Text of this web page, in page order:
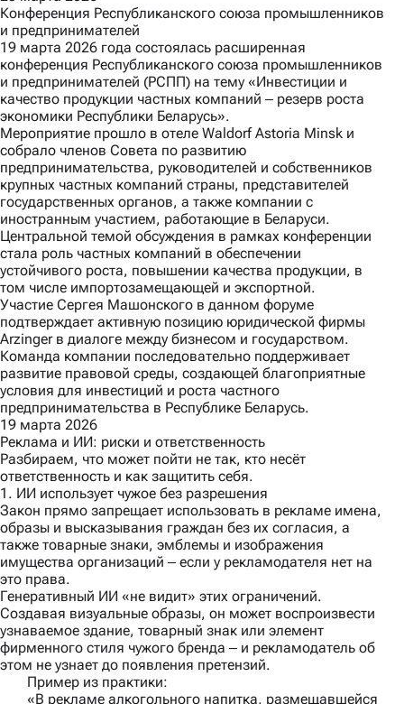
Конференция Республиканского союза промышленников
и предпринимателей
19 марта 2026 года состоялась расширенная
конференция Республиканского союза промышленников
и предпринимателей (РСПП) на тему «Инвестиции и
качество продукции частных компаний ‒ резерв роста
экономики Республики Беларусь».
Мероприятие прошло в отеле Waldorf Astoria Minsk и
собрало членов Совета по развитию
предпринимательства, руководителей и собственников
крупных частных компаний страны, представителей
государственных органов, а также компании с
иностранным участием, работающие в Беларуси.
Центральной темой обсуждения в рамках конференции
стала роль частных компаний в обеспечении
устойчивого роста, повышении качества продукции, в
том числе импортозамещающей и экспортной.
Участие Сергея Машонского в данном форуме
подтверждает активную позицию юридической фирмы
Arzinger в диалоге между бизнесом и государством.
Команда компании последовательно поддерживает
развитие правовой среды, создающей благоприятные
условия для инвестиций и роста частного
предпринимательства в Республике Беларусь.
19 марта 2026
Реклама и ИИ: риски и ответственность
Разбираем, что может пойти не так, кто несёт
ответственность и как защитить себя.
1. ИИ использует чужое без разрешения
Закон прямо запрещает использовать в рекламе имена,
образы и высказывания граждан без их согласия, а
также товарные знаки, эмблемы и изображения
имущества организаций ‒ если у рекламодателя нет на
это права.
Генеративный ИИ «не видит» этих ограничений.
Создавая визуальные образы, он может воспроизвести
узнаваемое здание, товарный знак или элемент
фирменного стиля чужого бренда ‒ и рекламодатель об
этом не узнает до появления претензий.
Пример из практики:
«В рекламе алкогольного напитка, размещавшейся